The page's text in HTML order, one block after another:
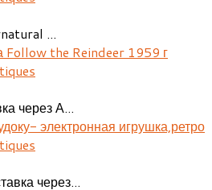
...
Follow the Reindeer 1959 г
через А...
электронная игрушка,ретро
через...